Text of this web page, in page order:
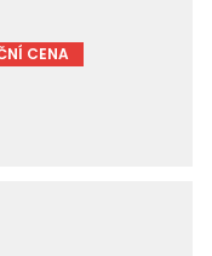
CENA